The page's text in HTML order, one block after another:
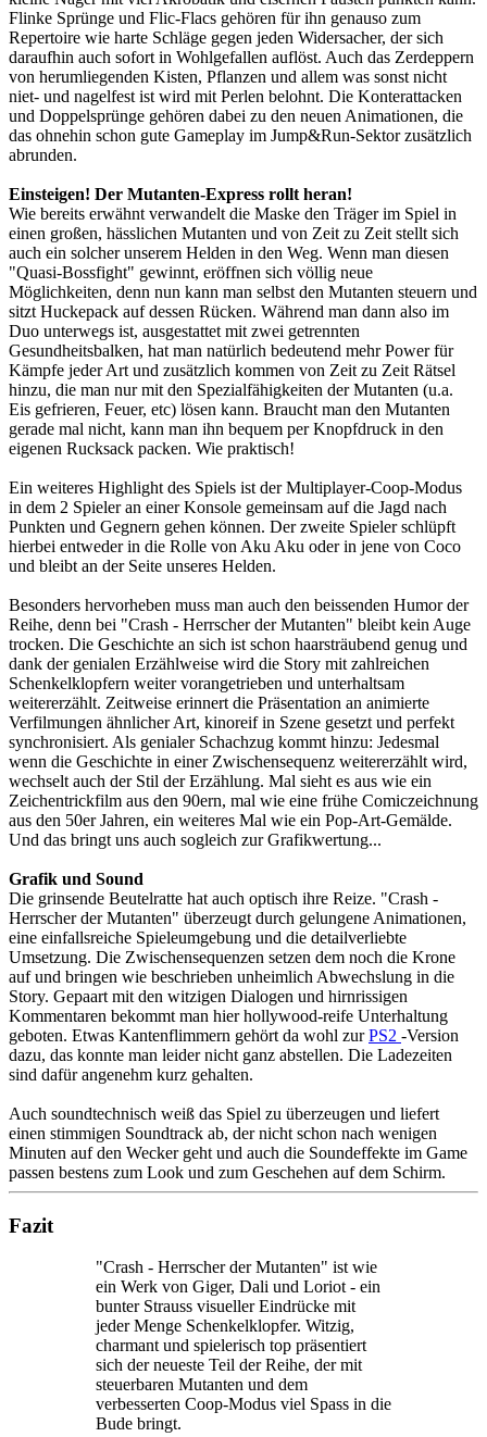
Flinke Sprünge und Flic-Flacs gehören für ihn genauso zum
Repertoire wie harte Schläge gegen jeden Widersacher, der sich
daraufhin auch sofort in Wohlgefallen auflöst. Auch das Zerdeppern
von herumliegenden Kisten, Pflanzen und allem was sonst nicht
niet- und nagelfest ist wird mit Perlen belohnt. Die Konterattacken
und Doppelsprünge gehören dabei zu den neuen Animationen, die
das ohnehin schon gute Gameplay im Jump&Run-Sektor zusätzlich
abrunden.
Einsteigen! Der Mutanten-Express rollt heran!
Wie bereits erwähnt verwandelt die Maske den Träger im Spiel in
einen großen, hässlichen Mutanten und von Zeit zu Zeit stellt sich
auch ein solcher unserem Helden in den Weg. Wenn man diesen
"Quasi-Bossfight" gewinnt, eröffnen sich völlig neue
Möglichkeiten, denn nun kann man selbst den Mutanten steuern und
sitzt Huckepack auf dessen Rücken. Während man dann also im
Duo unterwegs ist, ausgestattet mit zwei getrennten
Gesundheitsbalken, hat man natürlich bedeutend mehr Power für
Kämpfe jeder Art und zusätzlich kommen von Zeit zu Zeit Rätsel
hinzu, die man nur mit den Spezialfähigkeiten der Mutanten (u.a.
Eis gefrieren, Feuer, etc) lösen kann. Braucht man den Mutanten
gerade mal nicht, kann man ihn bequem per Knopfdruck in den
eigenen Rucksack packen. Wie praktisch!
Ein weiteres Highlight des Spiels ist der Multiplayer-Coop-Modus
in dem 2 Spieler an einer Konsole gemeinsam auf die Jagd nach
Punkten und Gegnern gehen können. Der zweite Spieler schlüpft
hierbei entweder in die Rolle von Aku Aku oder in jene von Coco
und bleibt an der Seite unseres Helden.
Besonders hervorheben muss man auch den beissenden Humor der
Reihe, denn bei "Crash - Herrscher der Mutanten" bleibt kein Auge
trocken. Die Geschichte an sich ist schon haarsträubend genug und
dank der genialen Erzählweise wird die Story mit zahlreichen
Schenkelklopfern weiter vorangetrieben und unterhaltsam
weitererzählt. Zeitweise erinnert die Präsentation an animierte
Verfilmungen ähnlicher Art, kinoreif in Szene gesetzt und perfekt
synchronisiert. Als genialer Schachzug kommt hinzu: Jedesmal
wenn die Geschichte in einer Zwischensequenz weitererzählt wird,
wechselt auch der Stil der Erzählung. Mal sieht es aus wie ein
Zeichentrickfilm aus den 90ern, mal wie eine frühe Comiczeichnung
aus den 50er Jahren, ein weiteres Mal wie ein Pop-Art-Gemälde.
Und das bringt uns auch sogleich zur Grafikwertung...
Grafik und Sound
Die grinsende Beutelratte hat auch optisch ihre Reize. "Crash -
Herrscher der Mutanten" überzeugt durch gelungene Animationen,
eine einfallsreiche Spieleumgebung und die detailverliebte
Umsetzung. Die Zwischensequenzen setzen dem noch die Krone
auf und bringen wie beschrieben unheimlich Abwechslung in die
Story. Gepaart mit den witzigen Dialogen und hirnrissigen
Kommentaren bekommt man hier hollywood-reife Unterhaltung
geboten. Etwas Kantenflimmern gehört da wohl zurPS2 -Version
dazu, das konnte man leider nicht ganz abstellen. Die Ladezeiten
sind dafür angenehm kurz gehalten.
Auch soundtechnisch weiß das Spiel zu überzeugen und liefert
einen stimmigen Soundtrack ab, der nicht schon nach wenigen
Minuten auf den Wecker geht und auch die Soundeffekte im Game
passen bestens zum Look und zum Geschehen auf dem Schirm.
Fazit
"Crash - Herrscher der Mutanten" ist wie
ein Werk von Giger, Dali und Loriot - ein
bunter Strauss visueller Eindrücke mit
jeder Menge Schenkelklopfer. Witzig,
charmant und spielerisch top präsentiert
sich der neueste Teil der Reihe, der mit
steuerbaren Mutanten und dem
verbesserten Coop-Modus viel Spass in die
Bude bringt.